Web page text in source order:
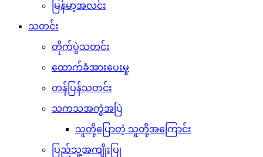
မြန်မာ့အလင်း
သတင်း
တိုက်ပွဲသတင်း
ထောက်ခံအားပေးမှု
တန်ပြန်သတင်း
သကသအကွဲအပြဲ
သူတို့ပြောတဲ့ သူတို့အကြောင်း
ပြည်သူ့အကျိုးပြု